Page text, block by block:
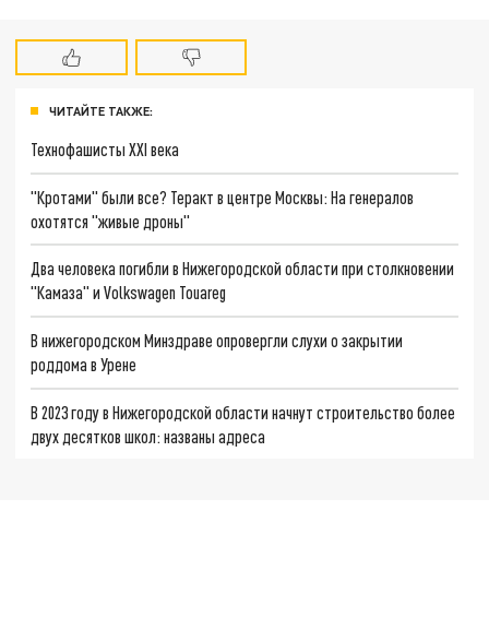
ЧИТАЙТЕ ТАКЖЕ:
Технофашисты XXI века
"Кротами" были все? Теракт в центре Москвы: На генералов
охотятся "живые дроны"
Два человека погибли в Нижегородской области при столкновении
"Камаза" и Volkswagen Touareg
В нижегородском Минздраве опровергли слухи о закрытии
роддома в Урене
В 2023 году в Нижегородской области начнут строительство более
двух десятков школ: названы адреса